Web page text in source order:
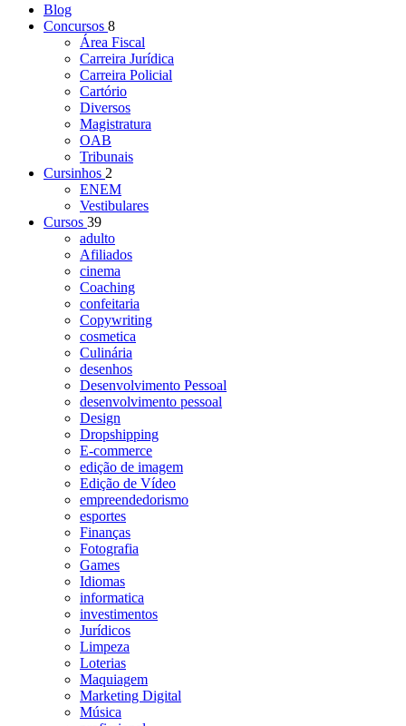
Blog
Concursos 8
Área Fiscal
Carreira Jurídica
Carreira Policial
Cartório
Diversos
Magistratura
OAB
Tribunais
Cursinhos 2
ENEM
Vestibulares
Cursos 39
adulto
Afiliados
cinema
Coaching
confeitaria
Copywriting
cosmetica
Culinária
desenhos
Desenvolvimento Pessoal
desenvolvimento pessoal
Design
Dropshipping
E-commerce
edição de imagem
Edição de Vídeo
empreendedorismo
esportes
Finanças
Fotografia
Games
Idiomas
informatica
investimentos
Jurídicos
Limpeza
Loterias
Maquiagem
Marketing Digital
Música